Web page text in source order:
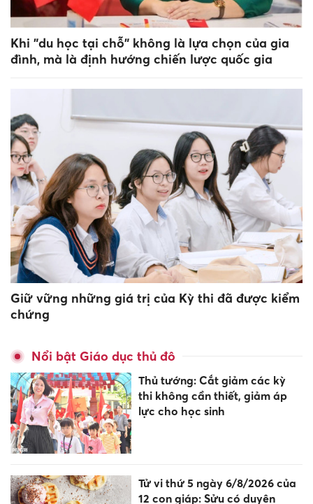
Khi "du học tại chỗ" không là lựa chọn của gia
đình, mà là định hướng chiến lược quốc gia
Giữ vững những giá trị của Kỳ thi đã được kiểm
chứng
Nổi bật Giáo dục thủ đô
Thủ tướng: Cắt giảm các kỳ
thi không cần thiết, giảm áp
lực cho học sinh
Tử vi thứ 5 ngày 6/8/2026 của
12 con giáp: Sửu có duyên